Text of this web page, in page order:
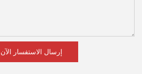
إرسال الاستفسار الآن